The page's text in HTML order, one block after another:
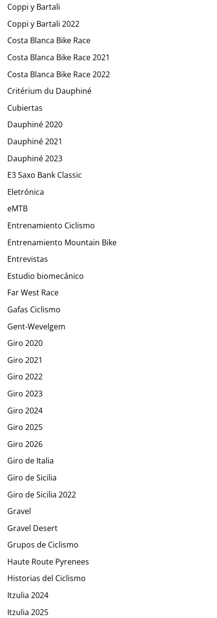
Coppi y Bartali
Coppi y Bartali 2022
Costa Blanca Bike Race
Costa Blanca Bike Race 2021
Costa Blanca Bike Race 2022
Critérium du Dauphiné
Cubiertas
Dauphiné 2020
Dauphiné 2021
Dauphiné 2023
E3 Saxo Bank Classic
Eletrónica
eMTB
Entrenamiento Ciclismo
Entrenamiento Mountain Bike
Entrevistas
Estudio biomecánico
Far West Race
Gafas Ciclismo
Gent-Wevelgem
Giro 2020
Giro 2021
Giro 2022
Giro 2023
Giro 2024
Giro 2025
Giro 2026
Giro de Italia
Giro de Sicilia
Giro de Sicilia 2022
Gravel
Gravel Desert
Grupos de Ciclismo
Haute Route Pyrenees
Historias del Ciclismo
Itzulia 2024
Itzulia 2025